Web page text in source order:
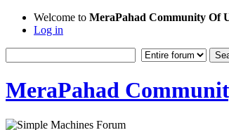
Welcome to MeraPahad Community Of
Log in
MeraPahad